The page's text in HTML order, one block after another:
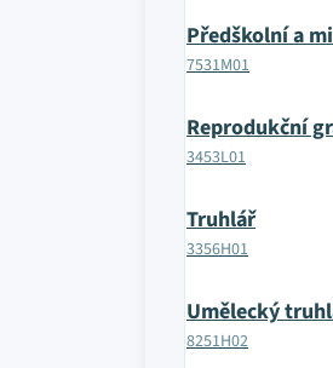
Předškolní a
7531M01
Reprodukční
3453L01
Truhlář
3356H01
Umělecký
8251H02